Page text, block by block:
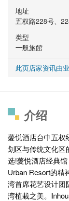
地址
五权路228号、
类型
一般旅館
此页店家资讯由
介绍
薆悦酒店台中五权
划区与传统文化区
选!薆悦酒店经典
Urban Resort的精
湾首席花艺设计团
湾植栽之美。